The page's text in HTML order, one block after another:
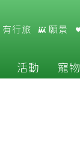
有行旅 願景
活動 寵物